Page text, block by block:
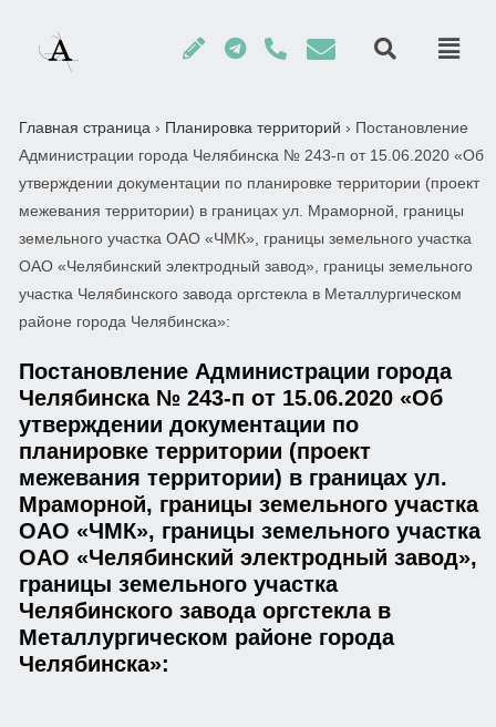
Главная страница › Планировка территорий › Постановление
Администрации города Челябинска № 243-п от 15.06.2020 «Об
утверждении документации по планировке территории (проект
межевания территории) в границах ул. Мраморной, границы
земельного участка ОАО «ЧМК», границы земельного участка
ОАО «Челябинский электродный завод», границы земельного
участка Челябинского завода оргстекла в Металлургическом
районе города Челябинска»:
Постановление Администрации города
Челябинска № 243-п от 15.06.2020 «Об
утверждении документации по
планировке территории (проект
межевания территории) в границах ул.
Мраморной, границы земельного участка
ОАО «ЧМК», границы земельного участка
ОАО «Челябинский электродный завод»,
границы земельного участка
Челябинского завода оргстекла в
Металлургическом районе города
Челябинска»: